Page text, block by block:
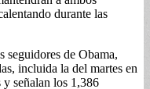
durante las
seguidores de Obama,
incluida la del martes en
señalan los 1,386